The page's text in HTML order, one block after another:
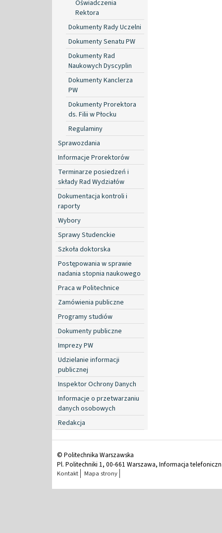
Oświadczenia
Rektora
Dokumenty Rady Uczelni
Dokumenty Senatu PW
Dokumenty Rad
Naukowych Dyscyplin
Dokumenty Kanclerza
PW
Dokumenty Prorektora
ds. Filii w Płocku
Regulaminy
Sprawozdania
Informacje Prorektorów
Terminarze posiedzeń i
składy Rad Wydziałów
Dokumentacja kontroli i
raporty
Wybory
Sprawy Studenckie
Szkoła doktorska
Postępowania w sprawie
nadania stopnia naukowego
Praca w Politechnice
Zamówienia publiczne
Programy studiów
Dokumenty publiczne
Imprezy PW
Udzielanie informacji
publicznej
Inspektor Ochrony Danych
Informacje o przetwarzaniu
danych osobowych
Redakcja
© Politechnika Warszawska
Pl. Politechniki 1, 00-661 Warszawa, Informacja
Kontakt Mapa strony